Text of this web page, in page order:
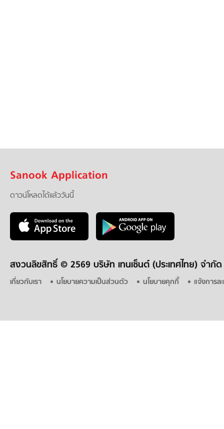
Sanook Application
ดาวน์โหลดได้แล้ววันนี้
สงวนลิขสิทธิ์ © 2569 บริษัท เทนเซ็นต์ (ประเทศไทย) จำกัด
เกี่ยวกับเรา นโยบายความเป็นส่วนตัว นโยบายคุกกี้ แจ้งการล